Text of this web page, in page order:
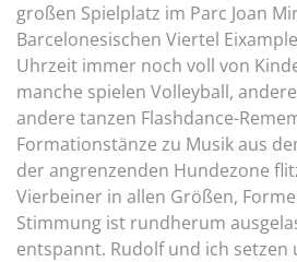
großen Spielplatz im Parc Joan
Barcelonesischen Viertel
Uhrzeit immer noch voll von
manche spielen Volleyball,
andere tanzen Flashdance-
Formationstänze zu Musik aus
der angrenzenden Hundezone
Vierbeiner in allen Größen,
Stimmung ist rundherum
entspannt. Rudolf und ich setzen